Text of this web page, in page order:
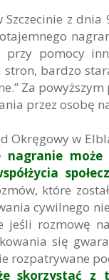
z
pomocy
stron, bardzo
Za
przez osobę
Okręgowy w
nagranie
które
cywilnego
jeśli rozmowę
się
rozpatrywane
skorzystać z